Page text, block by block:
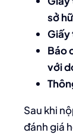
sở
Giấy
Báo
với
Sau khi
đánh giá